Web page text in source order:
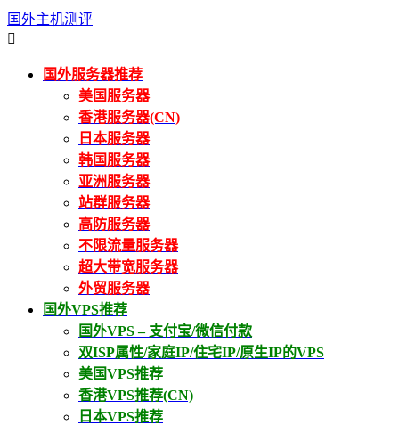
国外主机测评

国外服务器推荐
美国服务器
香港服务器(CN)
日本服务器
韩国服务器
亚洲服务器
站群服务器
高防服务器
不限流量服务器
超大带宽服务器
外贸服务器
国外VPS推荐
国外VPS – 支付宝/微信付款
双ISP属性/家庭IP/住宅IP/原生IP的VPS
美国VPS推荐
香港VPS推荐(CN)
日本VPS推荐